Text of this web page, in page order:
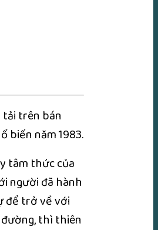
trên bán
biến năm 1983.
tâm thức của
người đã hành
để trở về với
thì thiên